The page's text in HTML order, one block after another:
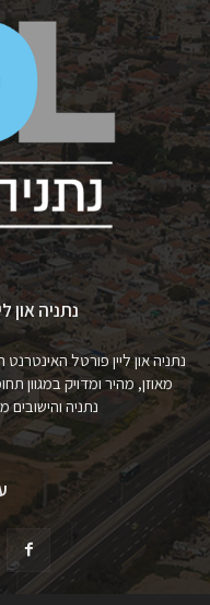
נתניה און
נתניה און ליין פורטל
מאוזן, מהיר ומדויק במגוון
נתניה והישובים מסביב.